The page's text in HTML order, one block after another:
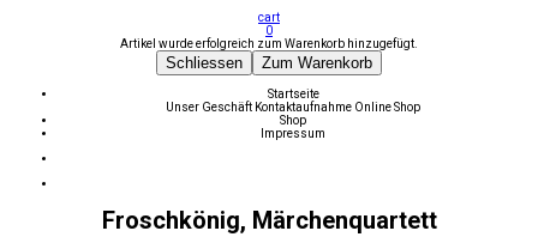
cart
0
Artikel wurde erfolgreich zum Warenkorb hinzugefügt.
Schliessen Zum Warenkorb
Startseite
Unser Geschäft Kontaktaufnahme Online Shop
Shop
Impressum
Froschkönig, Märchenquartett